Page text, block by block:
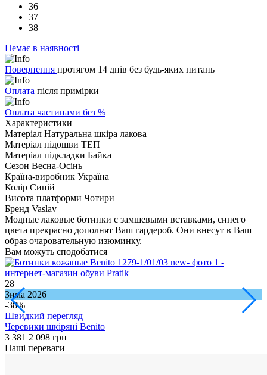
36
37
38
Немає в наявності
Повернення протягом 14 днів без будь-яких питань
Оплата після примірки
Оплата частинами без %
Характеристики
Матеріал Натуральна шкіра лакова
Матеріал підошви ТЕП
Матеріал підкладки Байка
Сезон Весна-Осінь
Країна-виробник Україна
Колір Синій
Висота платформи Чотири
Бренд Vaslav
Модные лаковые ботинки с замшевыми вставками, синего
цвета прекрасно дополнят Ваш гардероб. Они внесут в Ваш
образ очаровательную изюминку.
Вам можуть сподобатися
28
Зима 2026
-38%
Швидкий перегляд
Черевики шкіряні Benito
3 381 2 098 грн
Наші переваги